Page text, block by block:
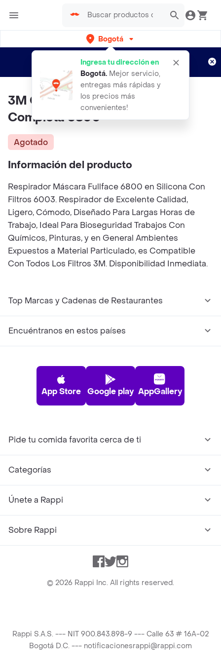
Bogotá
Ingresa tu dirección en
Bogotá. Mejor servicio,
entregas más rápidas y
los precios más
convenientes!
envíos gratis por semanas
Aplican TyC
3M Careta Respiratoria Cara
Completa 6800
Agotado
Información del producto
Respirador Máscara Fullface 6800 en Silicona Con
Filtros 6003. Respirador de Excelente Calidad,
Ligero, Cómodo, Diseñado Para Largas Horas de
Trabajo, Ideal Para Bioseguridad Trabajos Con
Químicos, Pinturas, y en General Ambientes
Expuestos a Material Particulado, es Compatible
Con Todos Los Filtros 3M. Disponibilidad Inmediata.
Top Marcas y Cadenas de Restaurantes
Encuéntranos en estos países
App Store Google play AppGallery
Pide tu comida favorita cerca de ti
Categorías
Únete a Rappi
Sobre Rappi
Facebook
TwitterInstagram
© 2026 Rappi Inc. All rights reserved.
Rappi S.A.S. --- NIT 900.843.898-9 --- Calle 63 # 16A-02
Bogotá D.C. --- notificacionesrappi@rappi.com